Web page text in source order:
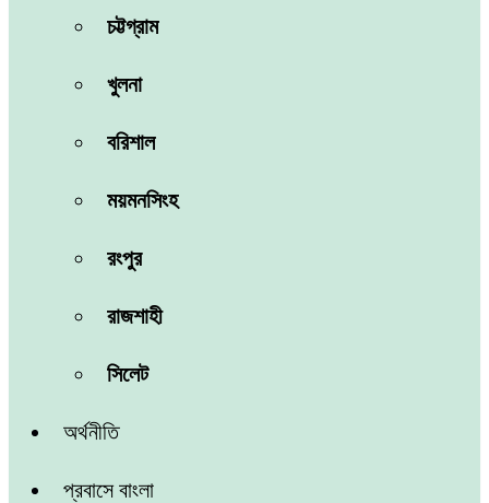
চট্টগ্রাম
খুলনা
বরিশাল
ময়মনসিংহ
রংপুর
রাজশাহী
সিলেট
অর্থনীতি
প্রবাসে বাংলা